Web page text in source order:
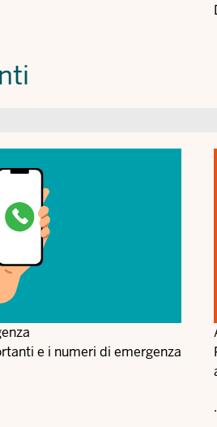
e i numeri di emergenza
.